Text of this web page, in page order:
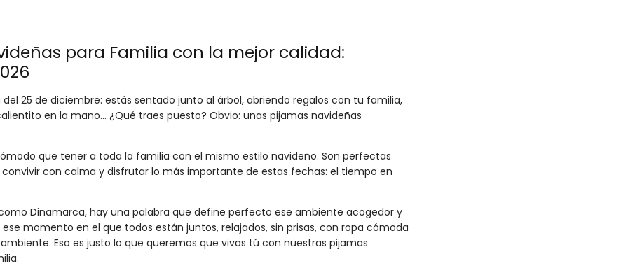
para Familia con la mejor calidad:
25 de diciembre: estás sentado junto al árbol, abriendo regalos con tu familia,
en la mano… ¿Qué traes puesto? Obvio: unas pijamas navideñas
que tener a toda la familia con el mismo estilo navideño. Son perfectas
con calma y disfrutar lo más importante de estas fechas: el tiempo en
Dinamarca, hay una palabra que define perfecto ese ambiente acogedor y
ese momento en el que todos están juntos, relajados, sin prisas, con ropa cómoda
Eso es justo lo que queremos que vivas tú con nuestras pijamas